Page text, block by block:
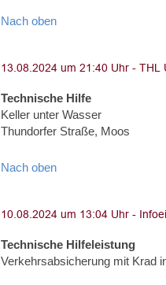
Nach oben
Technische Hilfe
Keller unter Wasser
Thundorfer Straße, Moos
Nach oben
Technische Hilfeleistung
Verkehrsabsicherung mit Krad